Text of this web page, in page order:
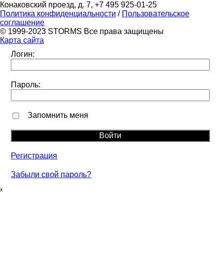
Конаковский проезд, д. 7, +7 495 925-01-25
Политика конфиденциальности / Пользовательское
соглашение
© 1999-2023 STORMS Все права защищены
Карта сайта
Логин:
Пароль:
Запомнить меня
Регистрация
Забыли свой пароль?
ₓ